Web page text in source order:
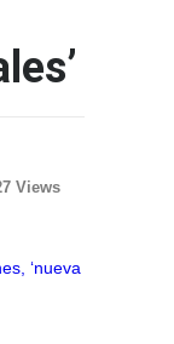
Views